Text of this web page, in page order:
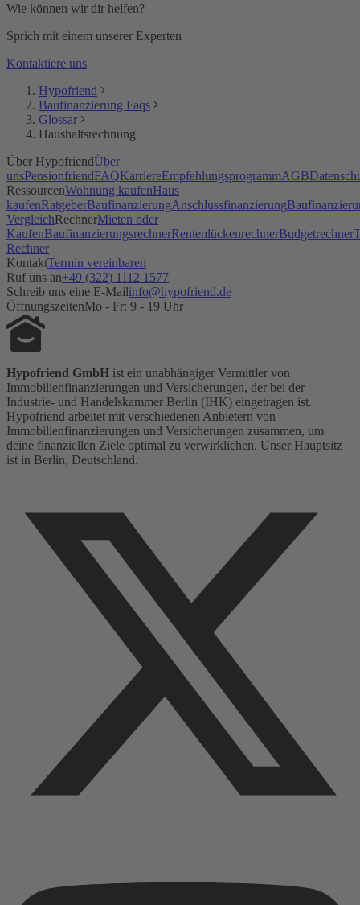
Wie können wir dir helfen?
Sprich mit einem unserer Experten
Kontaktiere uns
Hypofriend
Baufinanzierung Faqs
Glossar
Haushaltsrechnung
Über HypofriendÜber
unsPensionfriendFAQKarriereEmpfehlungsprogrammAGB
RessourcenWohnung kaufenHaus
kaufenRatgeberBaufinanzierungAnschlussfinanzierung
VergleichRechnerMieten oder
KaufenBaufinanzierungsrechnerRentenlückenrechnerBudgetrechner
Rechner
KontaktTermin vereinbaren
Ruf uns an+49 (322) 1112 1577
Schreib uns eine E-Mailinfo@hypofriend.de
ÖffnungszeitenMo - Fr: 9 - 19 Uhr
Hypofriend GmbH ist ein unabhängiger Vermittler von
Immobilienfinanzierungen und Versicherungen, der bei der
Industrie- und Handelskammer Berlin (IHK) eingetragen ist.
Hypofriend arbeitet mit verschiedenen Anbietern von
Immobilienfinanzierungen und Versicherungen zusammen, um
deine finanziellen Ziele optimal zu verwirklichen. Unser Hauptsitz
ist in Berlin, Deutschland.